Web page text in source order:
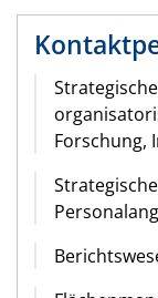
Forschung,